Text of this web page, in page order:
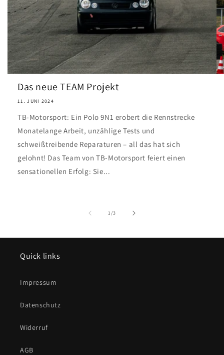
Das neue TEAM Projekt
11. JUNI 2024
TB-Motorsport: Ein Polo 9N1 erobert die Rennstrecke
Monatelange Arbeit, unzählige Tests und
schweißtreibende Reparaturen – all das hat sich
gelohnt! Das Team von TB-Motorsport feiert einen
sensationellen Erfolg: Sie...
1/von
3
Quick links
Impressum
Datenschutz
Widerruf
AGB